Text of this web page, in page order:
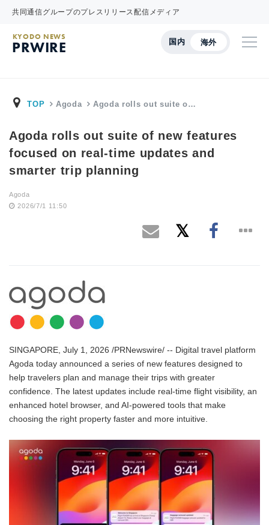
共同通信グループのプレスリリース配信メディア
国内 海外
KYODO NEWS
PRWIRE
TOP Agoda Agoda rolls out suite o…
Agoda rolls out suite of new features
focused on real-time updates and
smarter trip planning
Agoda
2026/7/1 11:50
SINGAPORE, July 1, 2026 /PRNewswire/ -- Digital travel platform
Agoda today announced a series of new features designed to
help travelers plan and manage their trips with greater
confidence. The latest updates include real-time flight visibility, an
enhanced hotel browser, and AI-powered tools that make
choosing the right property faster and more intuitive.